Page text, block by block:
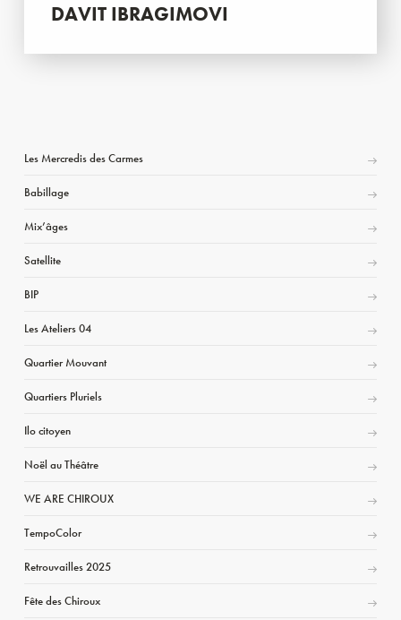
DAVIT IBRAGIMOVI
Les Mercredis des Carmes
Babillage
Mix’âges
Satellite
BIP
Les Ateliers 04
Quartier Mouvant
Quartiers Pluriels
Ilo citoyen
Noël au Théâtre
WE ARE CHIROUX
TempoColor
Retrouvailles 2025
Fête des Chiroux